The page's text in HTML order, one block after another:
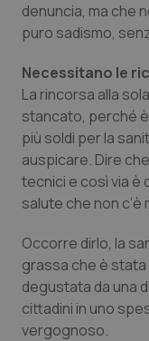
Provincia
Provincia
Puglia
Sardegna
Sicilia
Toscana
Umbria
Infezioni &
Ipertensione
Malattie rare
Malattia di
Obesità
Oftalmologia
denuncia, ma che
puro sadismo,
Necessitano le
La rincorsa alla
stancato, perché
più soldi per la
auspicare. Dire
tecnici e così via è
salute che non c’è
Occorre dirlo, la
grassa che è
degustata da una
cittadini in uno
vergognoso.